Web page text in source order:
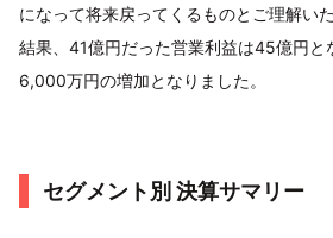
になって将来戻ってくるものとご理解い
結果、41億円だった営業利益は45億円と
6,000万円の増加となりました。
セグメント別 決算サマリー